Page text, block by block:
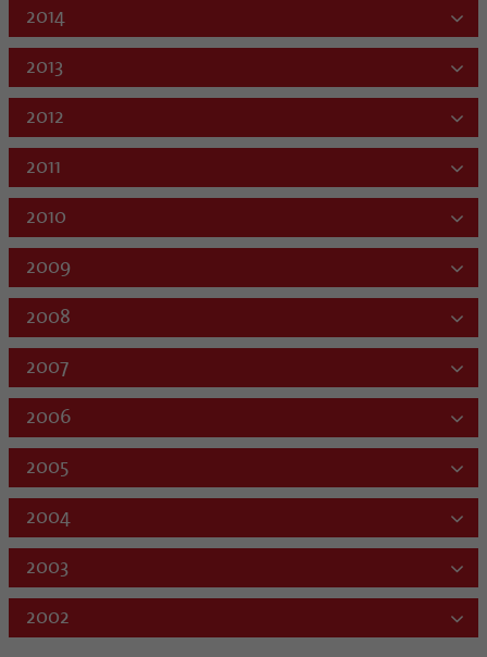
2014
2013
2012
2011
2010
2009
2008
2007
2006
2005
2004
2003
2002